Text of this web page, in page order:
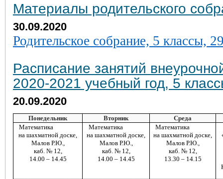
Материалы родительского
30.09.2020
Родительское собрание, 5 классы,
Расписание занятий
2020-2021 учебный год, 5
20.09.2020
Понедельник Вторник
Среда
Математика
на шахматной доске,
Малов Р.Ю.,
каб. № 12,
14.00 – 14.45
Математика
на шахматной доске,
Малов Р.Ю.,
каб. № 12,
14.00 – 14.45
Математика
на шахматной доске,
Малов Р.Ю.,
каб. № 12,
13.30 – 14.15